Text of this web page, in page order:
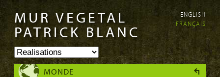
Aller au
contenu
principal
Skip to
navigation
MUR VEGETAL
PATRICK BLANC
ENGLISH
FRANÇAIS
MONDE